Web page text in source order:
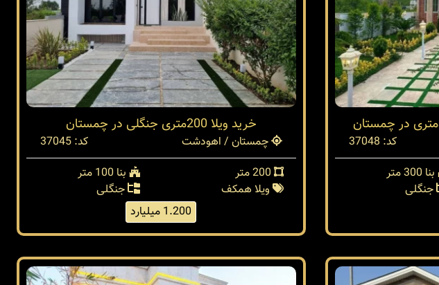
کد: 37048
بنا 300 متر
جنگلی
خرید ویلا 200متری جنگلی در چمستان
چمستان / اهودشت
کد: 37045
بنا 100 متر
ویلا همکف
جنگلی
1.200 میلیارد